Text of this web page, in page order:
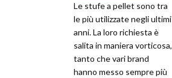
Le stufe a pellet sono tra
le più utilizzate negli ultimi
anni. La loro richiesta è
salita in maniera vorticosa,
tanto che vari brand
hanno messo sempre più